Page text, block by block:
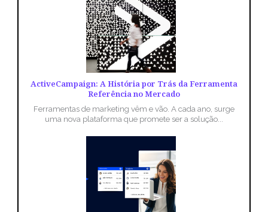
ActiveCampaign: A História por Trás da Ferramenta
Referência no Mercado
Ferramentas de marketing vêm e vão. A cada ano, surge
uma nova plataforma que promete ser a solução...